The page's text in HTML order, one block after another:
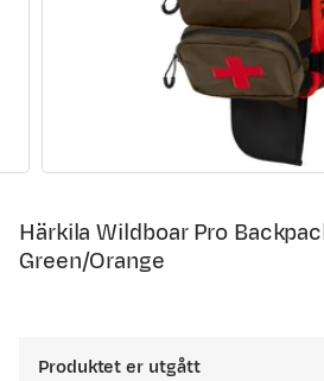
Härkila Wildboar Pro
Green/Orange
Produktet er utgått